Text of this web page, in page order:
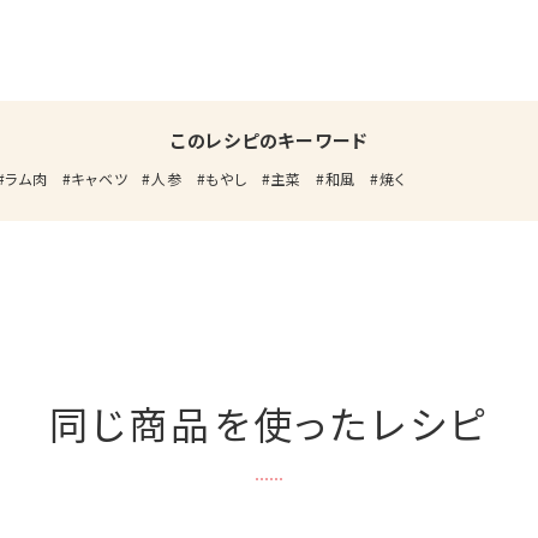
このレシピのキーワード
ラム肉 キャベツ 人参 もやし 主菜 和風 焼く
同じ商品を使ったレシピ